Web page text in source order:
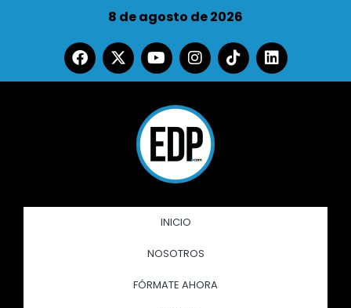
8 de agosto de 2026
INICIO
NOSOTROS
FÓRMATE AHORA